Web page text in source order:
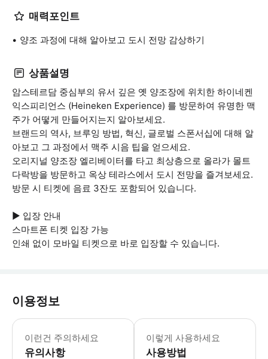
매력포인트
양조 과정에 대해 알아보고 도시 전망 감상하기
상품설명
암스테르담 중심부의 유서 깊은 옛 양조장에 위치한 하이네켄
익스피리언스 (Heineken Experience) 를 방문하여 유명한 맥
주가 어떻게 만들어지는지 알아보세요.
브랜드의 역사, 브루잉 방법, 혁신, 글로벌 스폰서십에 대해 알
아보고 그 과정에서 맥주 시음 팁을 얻으세요.
오리지널 양조장 엘리베이터를 타고 최상층으로 올라가 몰트
다락방을 방문하고 옥상 테라스에서 도시 전망을 즐겨보세요.
방문 시 티켓에 음료 3잔도 포함되어 있습니다.
▶ 입장 안내
스마트폰 티켓 입장 가능
인쇄 없이 모바일 티켓으로 바로 입장할 수 있습니다.
이용정보
이런건 주의하세요
유의사항
▶ 꼭 알아두세요 어린이와 미성년자
이렇게 사용하세요
사용방법